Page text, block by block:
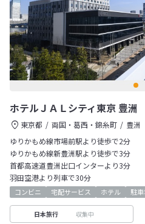
ホテルＪＡＬシティ東京 豊洲
東京都 両国・葛西・錦糸町
豊洲
ゆりかもめ線市場前駅より徒歩で2分
ゆりかもめ線新豊洲駅より徒歩で3分
首都高速道豊洲出口インターより3分
羽田空港より列車で30分
コンビニ 宅配サービス ホテル 駐
日本旅行 収集中